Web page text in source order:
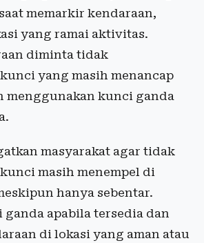
memarkir kendaraan,
yang ramai aktivitas.
diminta tidak
yang masih menancap
menggunakan kunci ganda
masyarakat agar tidak
masih menempel di
hanya sebentar.
apabila tersedia dan
di lokasi yang aman atau